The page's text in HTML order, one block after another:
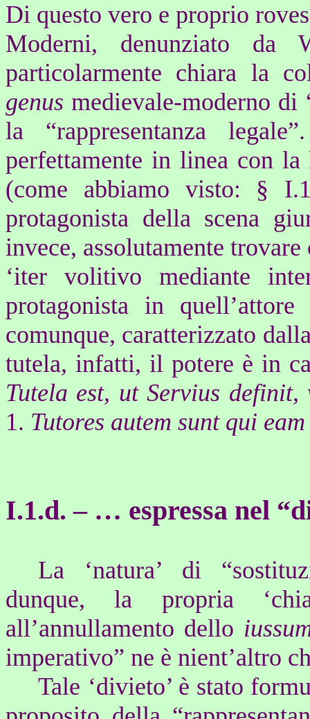
Di questo vero e proprio
Moderni, denunziato da
particolarmente chiara la
genus medievale-moderno di
la “rappresentanza
perfettamente in linea con
(come abbiamo visto: §
protagonista della scena
invece, assolutamente
‘iter volitivo mediante
protagonista in
comunque, caratterizzato
tutela, infatti, il potere è in
Tutela est, ut Servius
1. Tutores autem sunt qui
I.1.d. –… espressa nel
La ‘natura’ di
dunque, la propria
all’annullamento dello
imperativo” ne è nient’altro
Tale ‘divieto’ è stato